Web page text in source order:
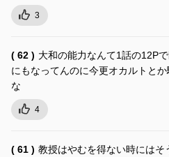
3
( 62 ) 大和の能力なんて1話の12P
にもなってんのに今更オカルトと
な
4
( 61 ) 教授はやむを得ない時には